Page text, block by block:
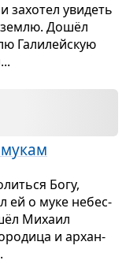
захо­тел уви­деть
Дошёл
Гали­лейскую
Богу,
ей о муке небес­
Михаил
и архан­